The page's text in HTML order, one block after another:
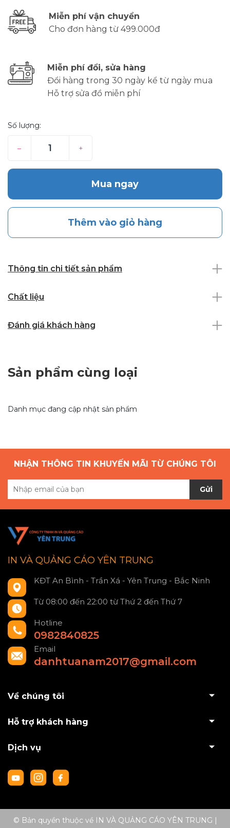
Miễn phí vận chuyển
Cho đơn hàng từ 499.000đ
Miễn phí đổi, sửa hàng
Đổi hàng trong 30 ngày kể từ ngày mua
Hỗ trợ sửa đồ miễn phí
Số lượng:
– +
Mua ngay
Thêm vào giỏ hàng
Thông tin chi tiết sản phẩm
Chất liệu
Đánh giá khách hàng
Sản phẩm cùng loại
Danh mục đang cập nhật sản phẩm
NHẬN THÔNG TIN KHUYẾN MÃI TỪ CHÚNG TÔI
Gửi
IN VÀ QUẢNG CÁO YÊN TRUNG
KĐT An Bình - Trần Xá - Yên Trung - Bắc Ninh
Từ 08:00 đến 22:00 từ Thứ 2 đến Thứ 7
Hotline
0982840825
Email
danhtuanam2017@gmail.com
Về chúng tôi
Hỗ trợ khách hàng
Dịch vụ
© Bản quyền thuộc về IN VÀ QUẢNG CÁO YÊN TRUNG |